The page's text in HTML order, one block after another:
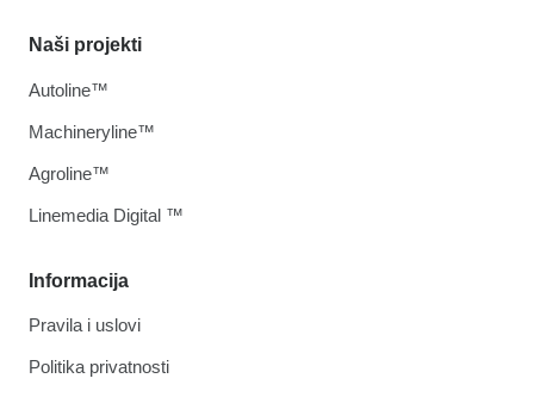
Informacija
Pravila i uslovi
Politika privatnosti
Naši projekti
Autoline™
Machineryline™
Agroline™
Linemedia Digital ™